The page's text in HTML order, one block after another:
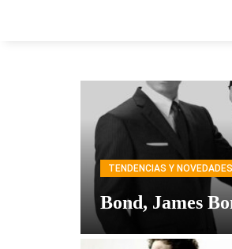
TENDENCIAS Y NOVEDADES
Bond, James